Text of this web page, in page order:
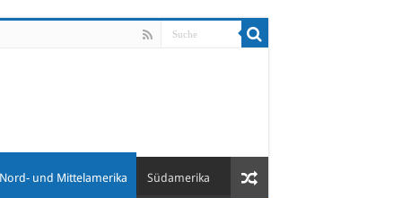
und Mittelamerika Südamerika